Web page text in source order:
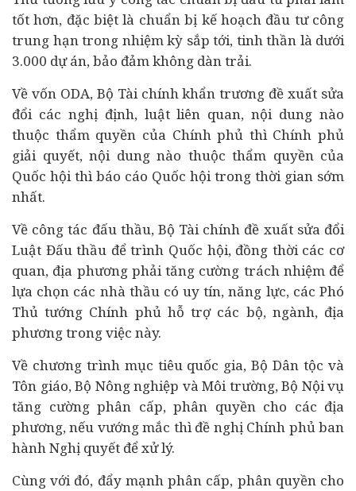
tốt hơn, đặc biệt là chuẩn bị kế hoạch đầu tư công
trung hạn trong nhiệm kỳ sắp tới, tinh thần là dưới
3.000 dự án, bảo đảm không dàn trải.
Về vốn ODA, Bộ Tài chínhkhẩn trương đề xuất sửa
đổi các nghị định, luật liên quan, nội dung nào
thuộc thẩm quyền của Chính phủ thì Chính phủ
giải quyết, nội dung nào thuộc thẩm quyền của
Quốc hội thì báo cáo Quốc hội trong thời gian sớm
nhất.
Về công tác đấu thầu, Bộ Tài chính đề xuất sửa đổi
Luật Đấu thầu để trình Quốc hội, đồng thời các cơ
quan, địa phương phải tăng cường trách nhiệm để
lựa chọn các nhà thầu có uy tín, năng lực, các Phó
Thủ tướng Chính phủ hỗ trợ các bộ, ngành, địa
phương trong việc này.
Về chương trình mục tiêu quốc gia, Bộ Dân tộc và
Tôn giáo, Bộ Nông nghiệp và Môi trường, Bộ Nội vụ
tăng cường phân cấp, phân quyền cho các địa
phương, nếu vướng mắc thì đề nghị Chính phủ ban
hành Nghị quyết để xử lý.
Cùng với đó, đẩy mạnh phân cấp, phân quyền cho